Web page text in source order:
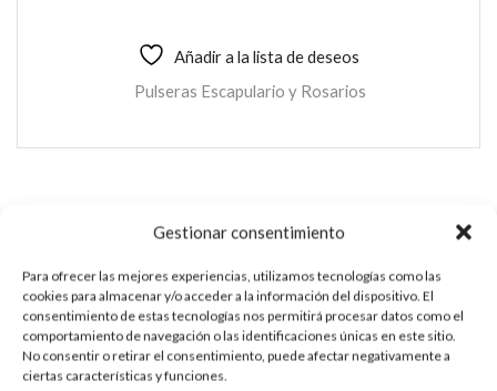
Gestionar consentimiento
Para ofrecer las mejores experiencias, utilizamos tecnologías como las
cookies para almacenar y/o acceder a la información del dispositivo. El
consentimiento de estas tecnologías nos permitirá procesar datos como el
comportamiento de navegación o las identificaciones únicas en este sitio.
No consentir o retirar el consentimiento, puede afectar negativamente a
ciertas características y funciones.
Añadir a la lista de deseos
Pulseras Escapulario y Rosarios
PULSERA ESCAPULARIO T1
nuestros talleres de Madrid, España. Es por ello por lo que sus
características y precio pueden variar de una pieza a otra.
Para cualquier consulta contacte con nosotros.